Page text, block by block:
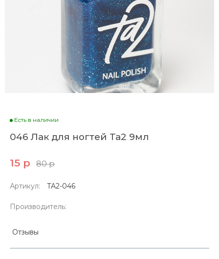
Есть в наличии
046 Лак для ногтей Ta2 9мл
15 р 80 р
Артикул: TA2-046
Производитель:
Отзывы